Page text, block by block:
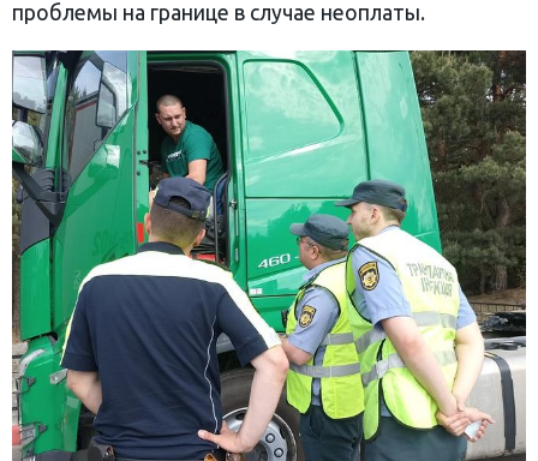
проблемы на границе в случае неоплаты.